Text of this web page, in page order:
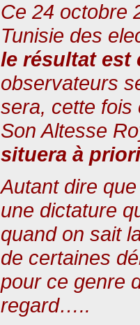
Ce 24 octobre
Tunisie des
le résultat est
observateurs
sera, cette fois
Son Altesse
situera à
Autant dire
une dictature
quand on sait
de certaines
pour ce genre
regard…..